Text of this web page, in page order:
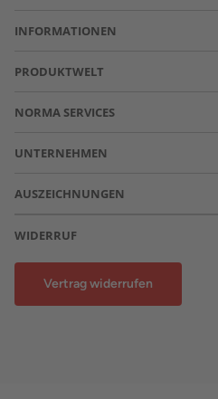
INFORMATIONEN
PRODUKTWELT
NORMA SERVICES
UNTERNEHMEN
AUSZEICHNUNGEN
WIDERRUF
Vertrag widerrufen